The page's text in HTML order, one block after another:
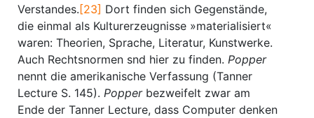
Verstandes. [23] Dort finden sich Gegenstände,
die einmal als Kulturerzeugnisse »materialisiert«
waren: Theorien, Sprache, Literatur, Kunstwerke.
Auch Rechtsnormen snd hier zu finden. Popper
nennt die amerikanische Verfassung (Tanner
Lecture S. 145). Popperbezweifelt zwar am
Ende der Tanner Lecture, dass Computer denken